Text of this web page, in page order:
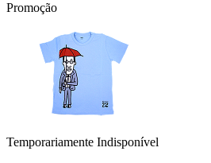
Promoção
Temporariamente Indisponível